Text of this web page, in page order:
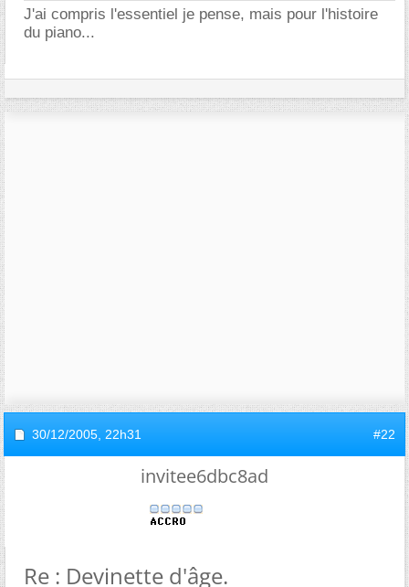
J'ai compris l'essentiel je pense, mais pour l'histoire
du piano...
30/12/2005, 22h31 #22
invitee6dbc8ad
Re : Devinette d'âge.